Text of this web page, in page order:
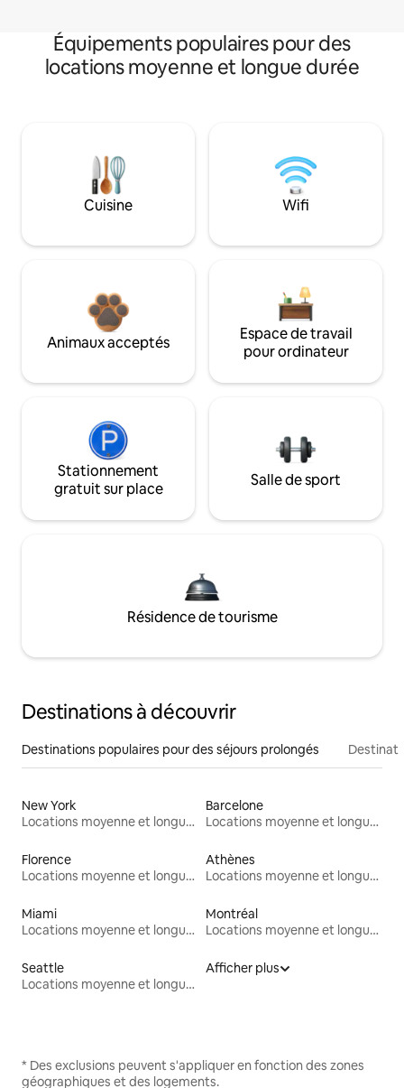
Équipements populaires pour des
locations moyenne et longue durée
Cuisine Wifi
Animaux acceptés
Espace de travail
pour ordinateur
Stationnement
gratuit sur place
Salle de sport
Résidence de tourisme
Destinations à découvrir
Destinations populaires pour des séjours prolongés
New York
Locations moyenne et longue durée
Barcelone
Locations moyenne et longue durée
Florence
Locations moyenne et longue durée
Athènes
Locations moyenne et longue durée
Miami
Locations moyenne et longue durée
Montréal
Locations moyenne et longue durée
Seattle
Locations moyenne et longue durée
Afficher plus
* Des exclusions peuvent s'appliquer en fonction des zones
géographiques et des logements.